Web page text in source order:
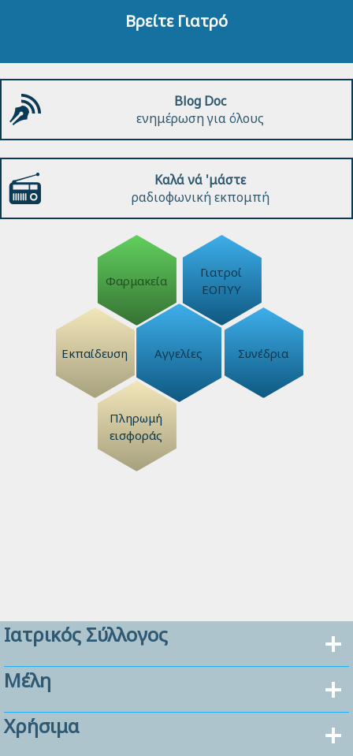
Βρείτε Γιατρό
Blog Doc
ενημέρωση για όλους
Καλά νά 'μάστε
ραδιοφωνική εκπομπή
Φαρμακεία
Γιατροί
ΕΟΠΥΥ
Εκπαίδευση Αγγελίες Συνέδρια
Πληρωμή
εισφοράς
Ιατρικός Σύλλογος
Μέλη
Χρήσιμα